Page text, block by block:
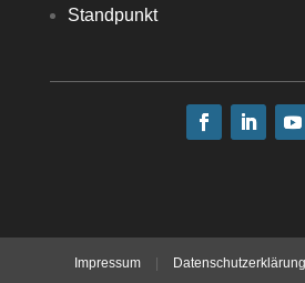
Standpunkt
Impressum Datenschutzerklärung